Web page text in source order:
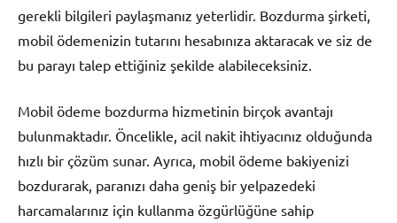
gerekli bilgileri paylaşmanız yeterlidir. Bozdurma şirketi,
mobil ödemenizin tutarını hesabınıza aktaracak ve siz de
bu parayı talep ettiğiniz şekilde alabileceksiniz.
Mobil ödeme bozdurma hizmetinin birçok avantajı
bulunmaktadır. Öncelikle, acil nakit ihtiyacınız olduğunda
hızlı bir çözüm sunar. Ayrıca, mobil ödeme bakiyenizi
bozdurarak, paranızı daha geniş bir yelpazedeki
harcamalarınız için kullanma özgürlüğüne sahip